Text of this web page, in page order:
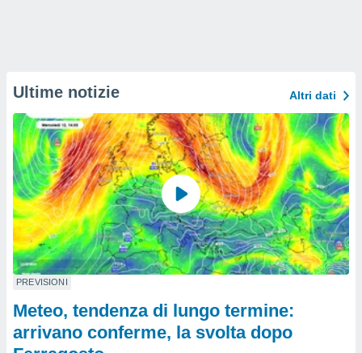
Ultime notizie Altri dati
PREVISIONI
Meteo, tendenza di lungo termine:
arrivano conferme, la svolta dopo